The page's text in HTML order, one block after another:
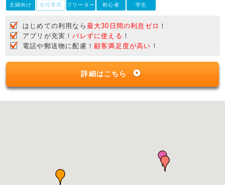
主婦向け 女性専用 フリーター 初心者 学生
はじめての利用なら 最大30日間の利息ゼロ ！
アプリが充実！バレずに使える ！
電話や郵送物に配慮！ 顧客満足度が高い ！
詳細はこちら